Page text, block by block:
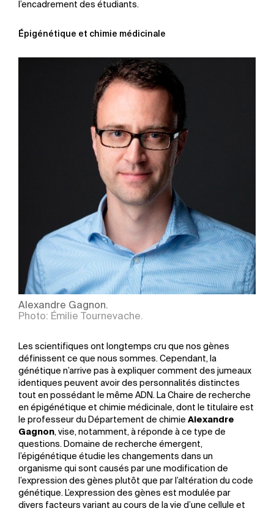
l’encadrement des étudiants.
Épigénétique et chimie médicinale
Alexandre Gagnon.
Photo: Émilie Tournevache.
Les scientifiques ont longtemps cru que nos gènes
définissent ce que nous sommes. Cependant, la
génétique n’arrive pas à expliquer comment des jumeaux
identiques peuvent avoir des personnalités distinctes
tout en possédant le même ADN. La Chaire de recherche
en épigénétique et chimie médicinale, dont le titulaire est
le professeur du Département de chimie Alexandre
Gagnon, vise, notamment, à réponde à ce type de
questions. Domaine de recherche émergent,
l’épigénétique étudie les changements dans un
organisme qui sont causés par une modification de
l’expression des gènes plutôt que par l’altération du code
génétique. L’expression des gènes est modulée par
divers facteurs variant au cours de la vie d’une cellule et